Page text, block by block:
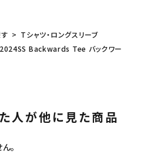
Tシャツ・ロングスリーブ
Backwards Tee バックワー
人が他に見た商品
。